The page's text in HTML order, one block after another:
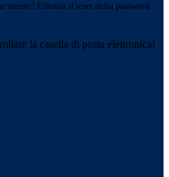
utente? Effettua il reset della password
la casella di posta elettronica!